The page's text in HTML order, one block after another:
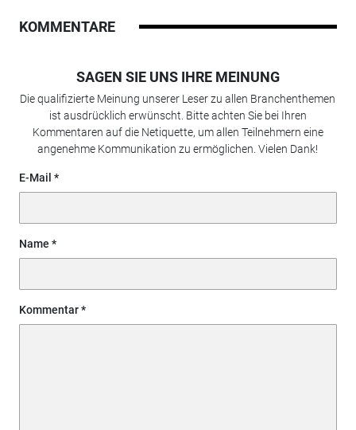
KOMMENTARE
SAGEN SIE UNS IHRE MEINUNG
Die qualifizierte Meinung unserer Leser zu allen Branchenthemen
ist ausdrücklich erwünscht. Bitte achten Sie bei Ihren
Kommentaren auf die Netiquette, um allen Teilnehmern eine
angenehme Kommunikation zu ermöglichen. Vielen Dank!
E-Mail
Name
Kommentar